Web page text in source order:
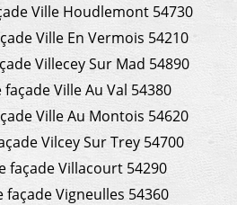
Ville Houdlemont 54730
Ville En Vermois 54210
Villecey Sur Mad 54890
Ville Au Val 54380
Ville Au Montois 54620
Vilcey Sur Trey 54700
façade Villacourt 54290
façade Vigneulles 54360